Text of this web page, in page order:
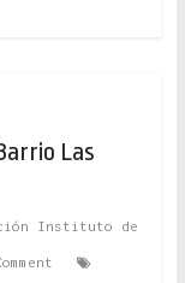
Las
Instituto de